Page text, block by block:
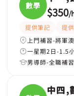
數學 $350/
提供筆記 提
上門補習-將軍澳
一星期2日-1.5
男導師-全職補習
中四,